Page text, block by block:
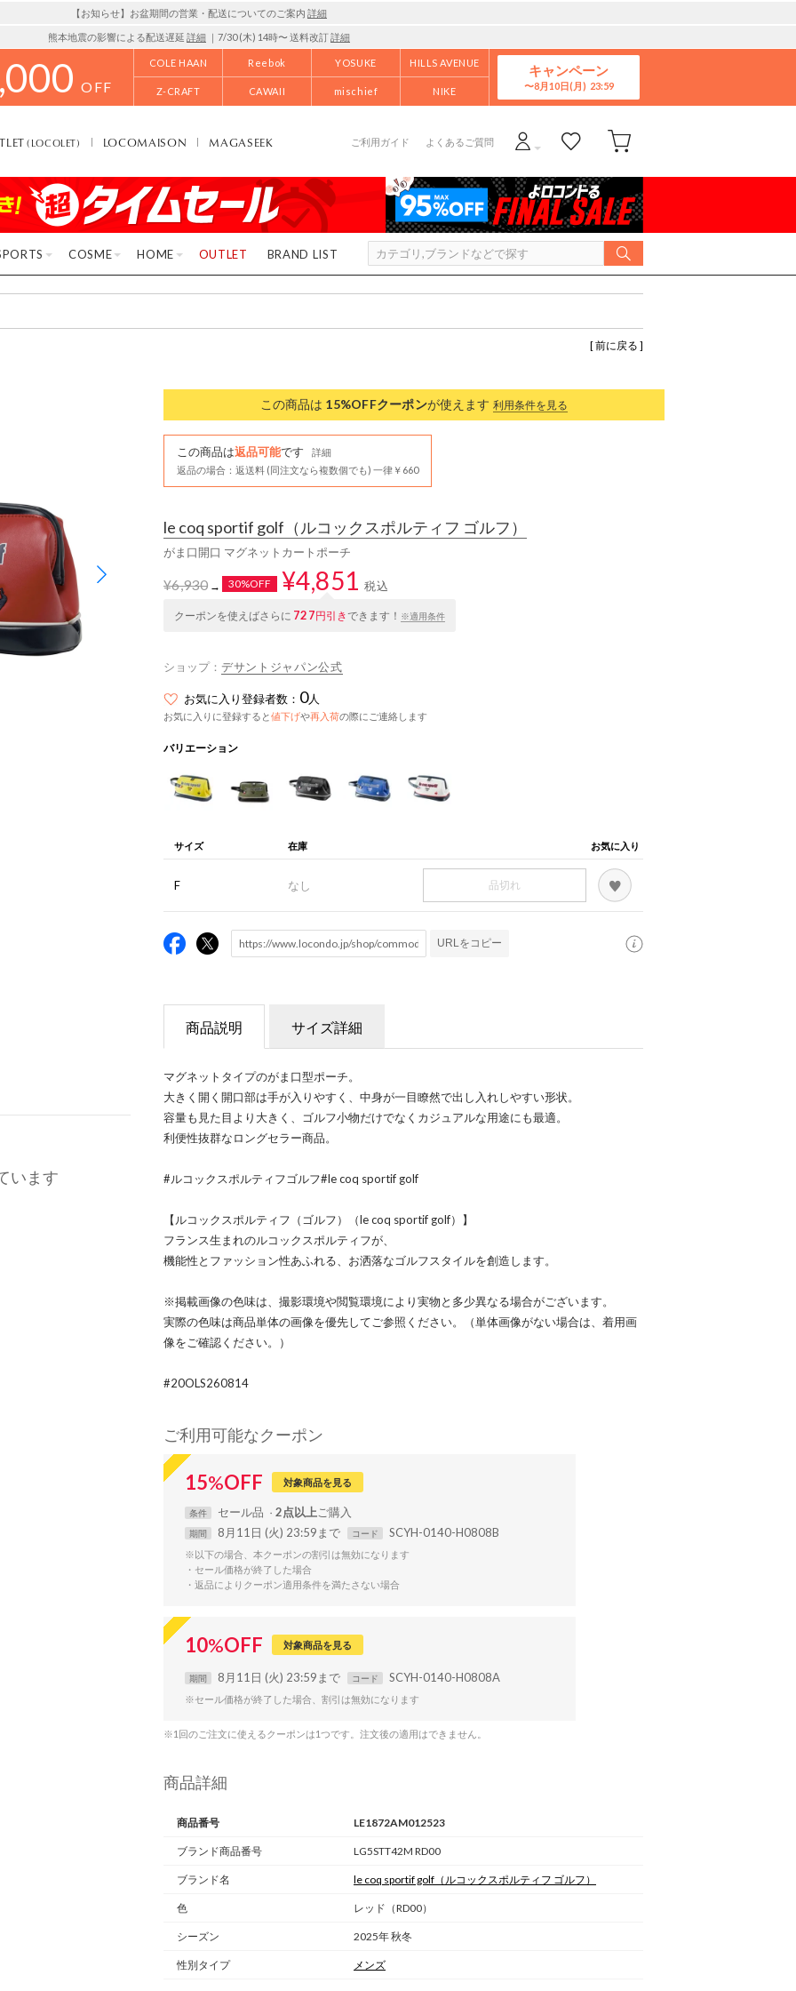
【お知らせ】お盆期間の営業・配送についてのご案内 詳細
熊本地震の影響による配送遅延 詳細 ｜7/30 (木) 14時〜 送料改訂詳細
OFF
COLE HAAN Reebok YOSUKE HILLS AVENUE
Z-CRAFT CAWAII mischief NIKE
キャンペーン
8月10日(月)
(LOCOLET) LOCOMAISON MAGASEEK ご利用ガイド よくあるご質問
COSME HOME OUTLET BRAND LIST
[ 前に戻る ]
います
この商品は 15%OFFクーポンが使えます 利用条件を見る
この商品は返品可能です
詳細
返品の場合：返送料 (同注文なら複数個でも) 一律￥660
le coq sportif golf （ルコックスポルティフ ゴルフ）
がま口開口 マグネットカートポーチ
¥6,930→ 30%OFF ¥4,851 税込
クーポンを使えばさらに 727円引きできます！ ※適用条件
ショップ： デサントジャパン公式
お気に入り登録者数： 0人
お気に入りに登録すると値下げや再入荷の際にご連絡します
バリエーション
サイズ 在庫 お気に入り
F なし 品切れ
URLをコピー
商品説明 サイズ詳細
マグネットタイプのがま口型ポーチ。
大きく開く開口部は手が入りやすく、中身が一目瞭然で出し入れしやすい形状。
容量も見た目より大きく、ゴルフ小物だけでなくカジュアルな用途にも最適。
利便性抜群なロングセラー商品。
#ルコックスポルティフゴルフ#le coq sportif golf
【ルコックスポルティフ（ゴルフ）（le coq sportif golf）】
フランス生まれのルコックスポルティフが、
機能性とファッション性あふれる、お洒落なゴルフスタイルを創造します。
※掲載画像の色味は、撮影環境や閲覧環境により実物と多少異なる場合がございます。
実際の色味は商品単体の画像を優先してご参照ください。（単体画像がない場合は、着用画
像をご確認ください。）
#20OLS260814
ご利用可能なクーポン
15%OFF 対象商品を見る
条件 セール品 2点以上
期間 8月11日 (火) 23:59まで コード SCYH-0140-H0808B
※以下の場合、本クーポンの割引は無効になります
・セール価格が終了した場合
・返品によりクーポン適用条件を満たさない場合
10%OFF 対象商品を見る
期間 8月11日 (火) 23:59まで コード SCYH-0140-H0808A
※セール価格が終了した場合、割引は無効になります
※1回のご注文に使えるクーポンは1つです。注文後の適用はできません。
商品詳細
商品番号 LE1872AM012523
ブランド商品番号 LG5STT42M RD00
ブランド名 le coq sportif golf （ルコックスポルティフ ゴルフ）
色 レッド（RD00）
シーズン 2025年 秋冬
性別タイプ メンズ